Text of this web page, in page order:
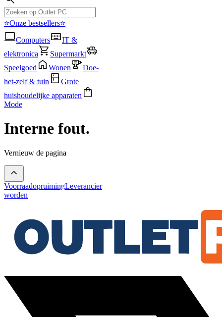
⭐Onze bestsellers⭐
Computers
IT &
elektronica
Supermarkt
Speelgoed
Wonen
Doe-
het-zelf & tuin
Grote
huishoudelijke apparaten
Mode
Interne fout.
Vernieuw de pagina
VoorraadopruimingLeverancier
worden